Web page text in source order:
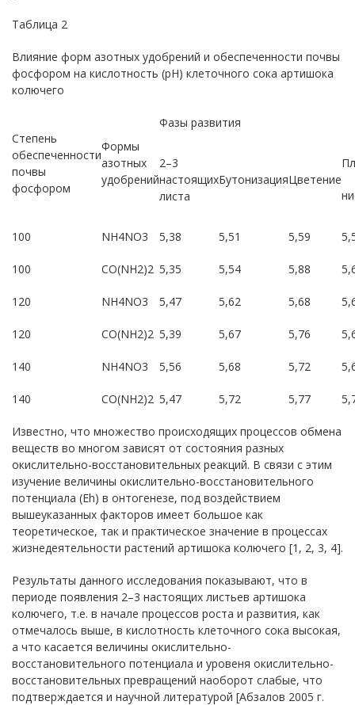
Таблица 2
Влияние форм азотных удобрений и обеспеченности почвы
фосфором на кислотность (pH) клеточного сока артишока
колючего
Степень
обеспеченности
почвы
фосфором
Формы
азотных
удобрений
Фазы развития
2–3
настоящих
листа
БутонизацияЦветение
100 NH4NO3 5,38 5,51 5,59
100 CO(NH2)2 5,35 5,54 5,88
120 NH4NO3 5,47 5,62 5,68
120 CO(NH2)2 5,39 5,67 5,76
140 NH4NO3 5,56 5,68 5,72
140 CO(NH2)2 5,47 5,72 5,77
Известно, что множество происходящих процессов обмена
веществ во многом зависят от состояния разных
окислительно-восстановительных реакций. В связи с этим
изучение величины окислительно-восстановительного
потенциала (Еh) в онтогенезе, под воздействием
вышеуказанных факторов имеет большое как
теоретическое, так и практическое значение в процессах
жизнедеятельности растений артишока колючего [1, 2, 3, 4].
Результаты данного исследования показывают, что в
периоде появления 2–3 настоящих листьев артишока
колючего, т.е. в начале процессов роста и развития, как
отмечалось выше, в кислотность клеточного сока высокая,
а что касается величины окислительно-
восстановительного потенциала и уровеня окислительно-
восстановительных превращений наоборот слабые, что
подтверждается и научной литературой [Абзалов 2005 г.